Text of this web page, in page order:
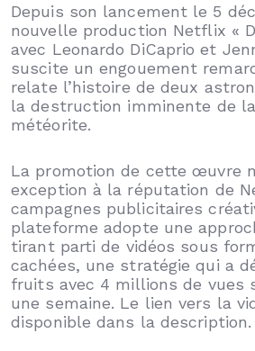
Depuis son lancement le 5
nouvelle production Netflix «
avec Leonardo DiCaprio et
suscite un engouement
relate l’histoire de deux
la destruction imminente de
météorite.
La promotion de cette œuvre
exception à la réputation de
campagnes publicitaires
plateforme adopte une
tirant parti de vidéos sous
cachées, une stratégie qui a
fruits avec 4 millions de vues
une semaine. Le lien vers la
disponible dans la description.